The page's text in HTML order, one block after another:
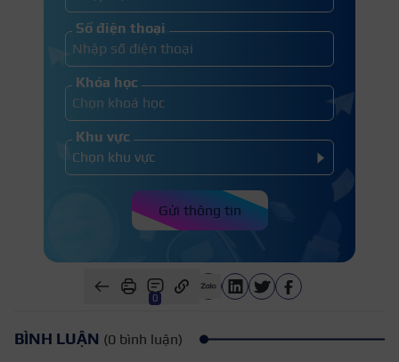
Số điện thoại
Khóa học
Khu vực
Gửi thông tin
0
BÌNH LUẬN (0 bình luận)